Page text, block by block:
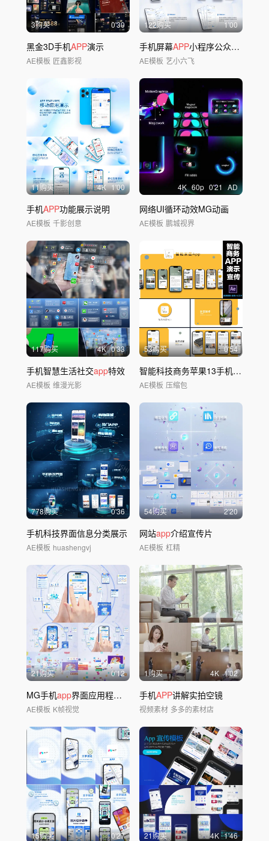
3购买 0'30
黑金3D手机APP演示
AE模板 匠鑫影视
122购买 1'00
手机屏幕APP小程序公众号UI界面展示
AE模板 艺小六飞
11购买 4K 1'00
手机APP功能展示说明
AE模板 千影创意
4K 60p 0'21 AD
网络UI循环动效MG动画
AE模板 鹏城视界
117购买 4K 0'33
手机智慧生活社交app特效
AE模板 维漫光影
53购买 0'54
智能科技商务苹果13手机
app
AE模板 压缩包
778购买 0'36
手机科技界面信息分类展示
AE模板 huashengvj
54购买 2'20
网站app介绍宣传片
AE模板 杠精
21购买 0'12
MG手机app界面应用程序展示
AE模板 K帧视觉
1购买 4K 1'02
手机APP讲解实拍空镜
视频素材 多多的素材店
15购买 0'27 21购买 4K 1'46